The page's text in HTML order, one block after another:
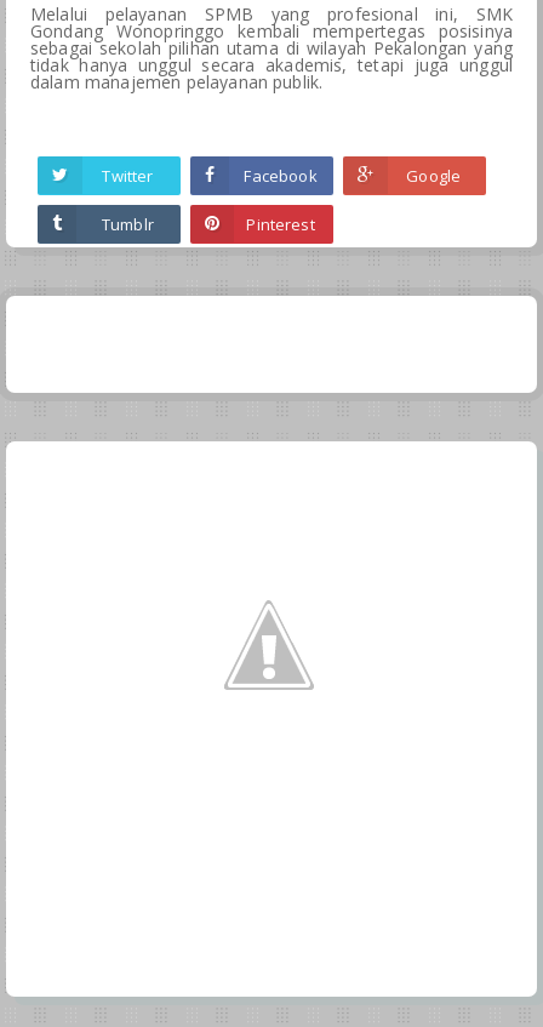
Melalui pelayanan SPMB yang profesional ini, SMK
Gondang Wonopringgo kembali mempertegas posisinya
sebagai sekolah pilihan utama di wilayah Pekalongan yang
tidak hanya unggul secara akademis, tetapi juga unggul
dalam manajemen pelayanan publik.
Twitter Facebook Google
Tumblr Pinterest